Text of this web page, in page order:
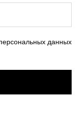
данных